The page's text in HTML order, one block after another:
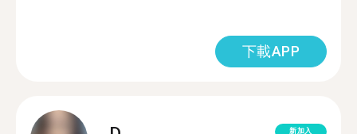
下載APP
新加入